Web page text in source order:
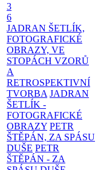
3
6
JADRAN ŠETLÍK,
FOTOGRAFICKÉ
OBRAZY, VE
STOPÁCH VZORŮ
A
RETROSPEKTIVNÍ
TVORBA JADRAN
ŠETLÍK -
FOTOGRAFICKÉ
OBRAZY PETR
ŠTĚPÁN, ZA SPÁSU
DUŠE PETR
ŠTĚPÁN - ZA